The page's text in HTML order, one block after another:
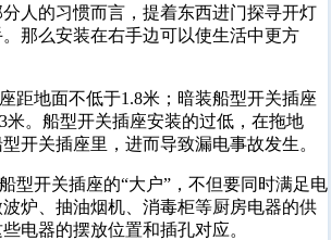
人的习惯而言，提着东西进门探寻开灯
那么安装在右手边可以使生活中更方
距地面不低于1.8米；暗装船型开关插座
米。船型开关插座安装的过低，在拖地
开关插座里，进而导致漏电事故发生。
型开关插座的“大户”，不但要同时满足电
炉、抽油烟机、消毒柜等厨房电器的供
电器的摆放位置和插孔对应。